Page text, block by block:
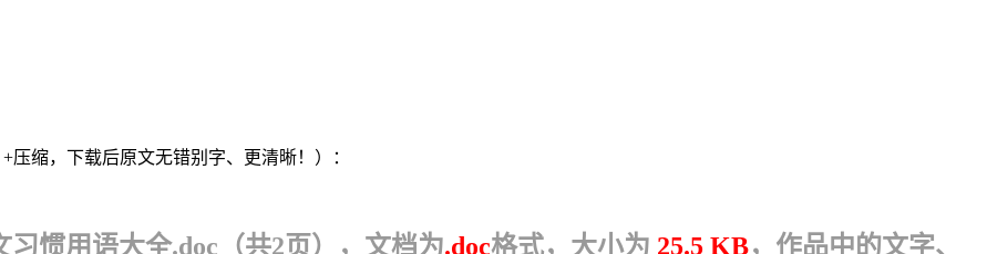
缩，下载后原文无错别字、更清晰！）：
习惯用语大全.doc（共2页），文档为.doc格式，大小为 25.5 KB，作品中的文字、